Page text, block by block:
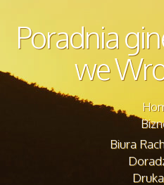
Poradnia
we
Biura